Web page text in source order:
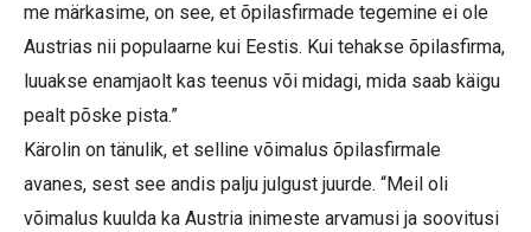
me märkasime, on see, et õpilasfirmade tegemine ei ole
Austrias nii populaarne kui Eestis. Kui tehakse õpilasfirma,
luuakse enamjaolt kas teenus või midagi, mida saab käigu
pealt põske pista.”
Kärolin on tänulik, et selline võimalus õpilasfirmale
avanes, sest see andis palju julgust juurde. “Meil oli
võimalus kuulda ka Austria inimeste arvamusi ja soovitusi